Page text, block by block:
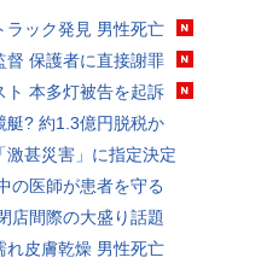
ラック発見 男性死亡
督 保護者に直接謝罪
ト 本多灯被告を起訴
艇? 約1.3億円脱税か
激甚災害」に指定決定
の医師が患者を守る
店間際の大盛り話題
れ皮膚乾燥 男性死亡